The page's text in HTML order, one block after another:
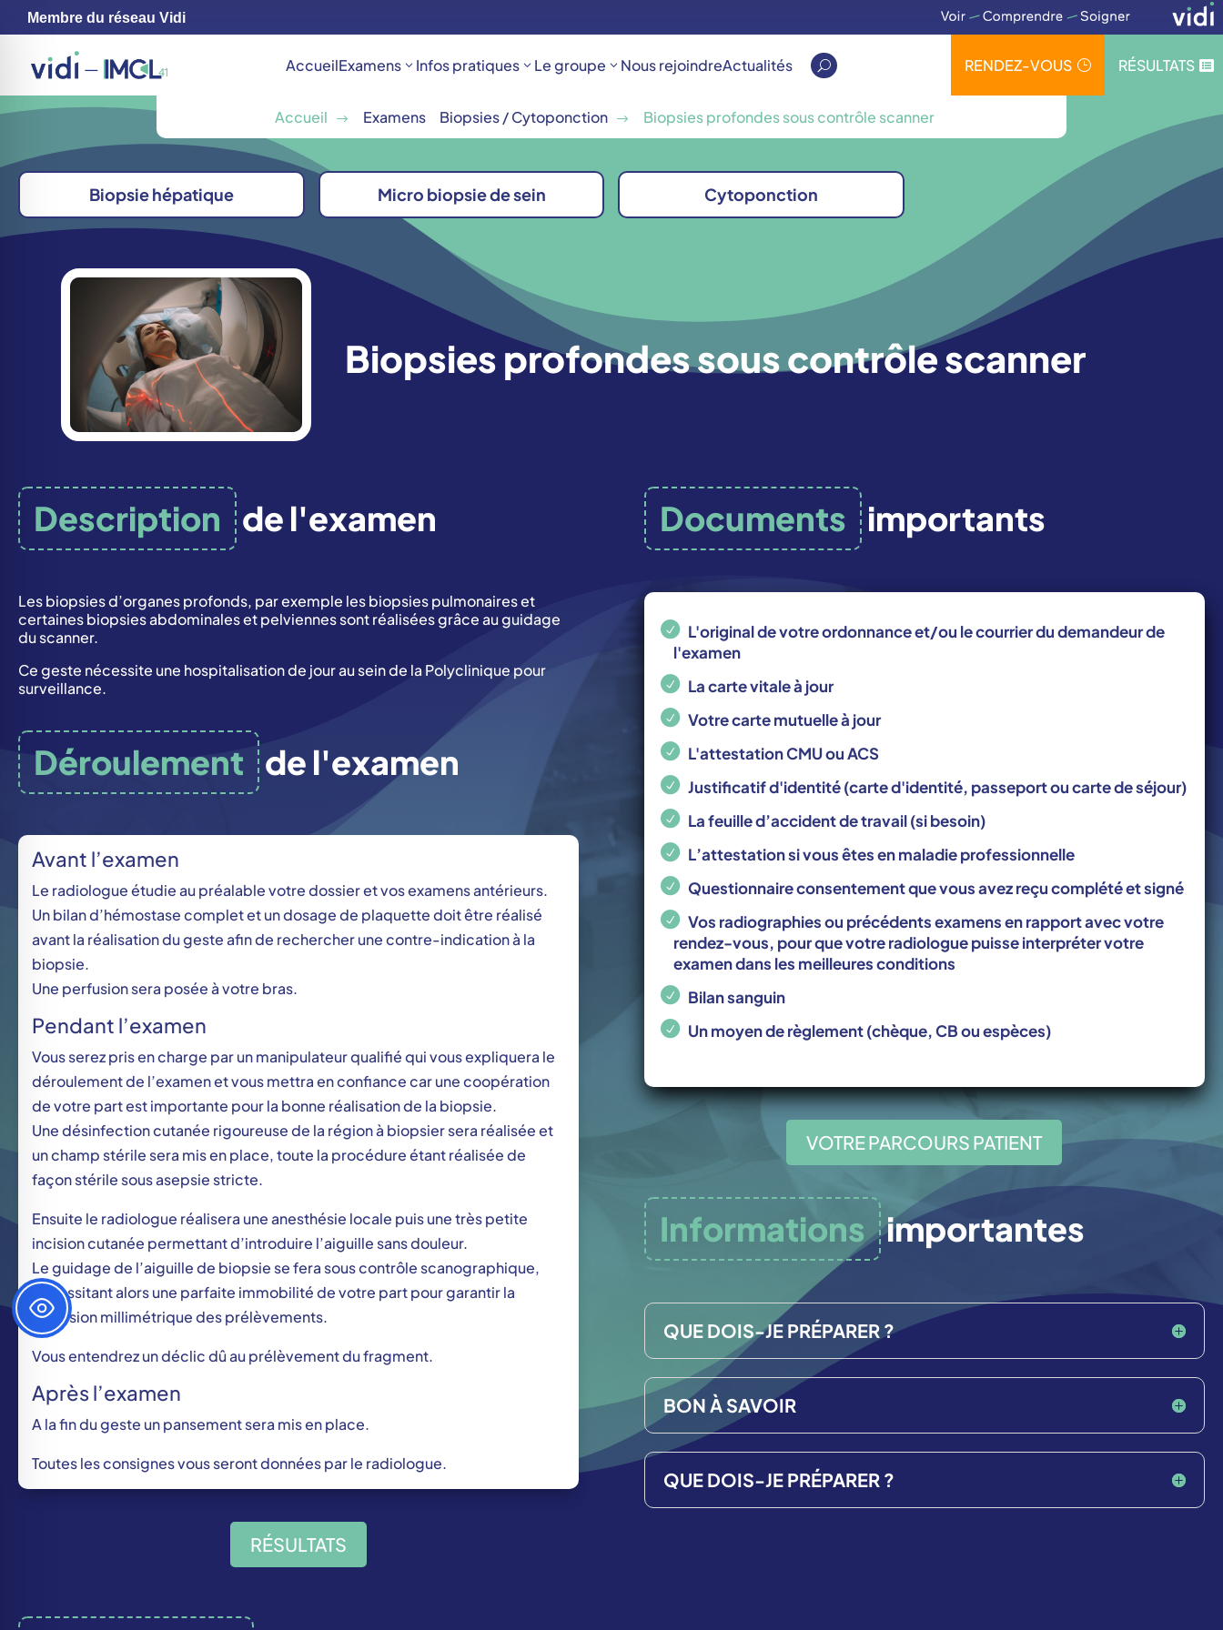
Membre du réseau Vidi
AccueilExamens Infos pratiques Le groupe Nous rejoindreActualités U RENDEZ-VOUS } RÉSULTATS 
Accueil $ Examens Biopsies / Cytoponction $ Biopsies profondes sous contrôle scanner
Biopsie hépatique Micro biopsie de sein Cytoponction
Biopsies profondes sous contrôle scanner
Description de l'examen
Les biopsies d’organes profonds, par exemple les biopsies pulmonaires et
certaines biopsies abdominales et pelviennes sont réalisées grâce au guidage
du scanner.
Ce geste nécessite une hospitalisation de jour au sein de la Polyclinique pour
surveillance.
Déroulement de l'examen
Avant l’examen
Le radiologue étudie au préalable votre dossier et vos examens antérieurs.
Un bilan d’hémostase complet et un dosage de plaquette doit être réalisé
avant la réalisation du geste afin de rechercher une contre-indication à la
biopsie.
Une perfusion sera posée à votre bras.
Pendant l’examen
Vous serez pris en charge par un manipulateur qualifié qui vous expliquera le
déroulement de l’examen et vous mettra en confiance car une coopération
de votre part est importante pour la bonne réalisation de la biopsie.
Une désinfection cutanée rigoureuse de la région à biopsier sera réalisée et
un champ stérile sera mis en place, toute la procédure étant réalisée de
façon stérile sous asepsie stricte.
Ensuite le radiologue réalisera une anesthésie locale puis une très petite
incision cutanée permettant d’introduire l’aiguille sans douleur.
Le guidage de l’aiguille de biopsie se fera sous contrôle scanographique,
nécessitant alors une parfaite immobilité de votre part pour garantir la
précision millimétrique des prélèvements.
Vous entendrez un déclic dû au prélèvement du fragment.
Après l’examen
A la fin du geste un pansement sera mis en place.
Toutes les consignes vous seront données par le radiologue.
RÉSULTATS
Documents importants
L'original de votre ordonnance et/ou le courrier du demandeur de
l'examen
La carte vitale à jour
Votre carte mutuelle à jour
L'attestation CMU ou ACS
Justificatif d'identité (carte d'identité, passeport ou carte de séjour)
La feuille d’accident de travail (si besoin)
L’attestation si vous êtes en maladie professionnelle
Questionnaire consentement que vous avez reçu complété et signé
Vos radiographies ou précédents examens en rapport avec votre
rendez-vous, pour que votre radiologue puisse interpréter votre
examen dans les meilleures conditions
Bilan sanguin
Un moyen de règlement (chèque, CB ou espèces)
VOTRE PARCOURS PATIENT
Informations importantes
QUE DOIS-JE PRÉPARER ?
BON À SAVOIR
QUE DOIS-JE PRÉPARER ?